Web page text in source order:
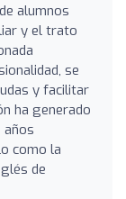
alumnos
y el trato
se
y facilitar
ha generado
años
como la
de